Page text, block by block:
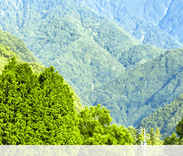
映
え
る
ま
ち